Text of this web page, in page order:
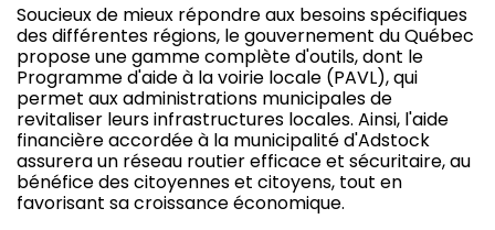
Soucieux de mieux répondre aux besoins spécifiques
des différentes régions, le gouvernement du Québec
propose une gamme complète d'outils, dont le
Programme d'aide à la voirie locale (PAVL), qui
permet aux administrations municipales de
revitaliser leurs infrastructures locales. Ainsi, l'aide
financière accordée à la municipalité d'Adstock
assurera un réseau routier efficace et sécuritaire, au
bénéfice des citoyennes et citoyens, tout en
favorisant sa croissance économique.